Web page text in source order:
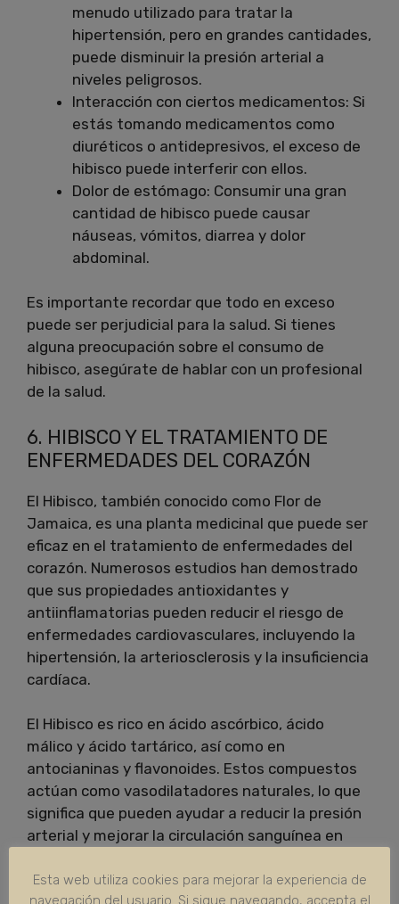
menudo utilizado para tratar la
hipertensión, pero en grandes cantidades,
puede disminuir la presión arterial a
niveles peligrosos.
Interacción con ciertos medicamentos: Si
estás tomando medicamentos como
diuréticos o antidepresivos, el exceso de
hibisco puede interferir con ellos.
Dolor de estómago: Consumir una gran
cantidad de hibisco puede causar
náuseas, vómitos, diarrea y dolor
abdominal.
Es importante recordar que todo en exceso
puede ser perjudicial para la salud. Si tienes
alguna preocupación sobre el consumo de
hibisco, asegúrate de hablar con un profesional
de la salud.
6. HIBISCO Y EL TRATAMIENTO DE
ENFERMEDADES DEL CORAZÓN
El Hibisco, también conocido como Flor de
Jamaica, es una planta medicinal que puede ser
eficaz en el tratamiento de enfermedades del
corazón. Numerosos estudios han demostrado
que sus propiedades antioxidantes y
antiinflamatorias pueden reducir el riesgo de
enfermedades cardiovasculares, incluyendo la
hipertensión, la arteriosclerosis y la insuficiencia
cardíaca.
El Hibisco es rico en ácido ascórbico, ácido
málico y ácido tartárico, así como en
antocianinas y flavonoides. Estos compuestos
actúan como vasodilatadores naturales, lo que
significa que pueden ayudar a reducir la presión
arterial y mejorar la circulación sanguínea en
los niveles de colesterol malo en la sangre y
Esta web utiliza cookies para mejorar la experiencia de
navegación del usuario. Si sigue navegando, accepta el